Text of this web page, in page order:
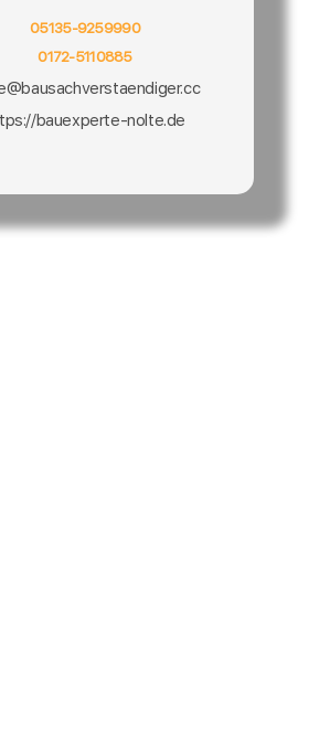
05135-9259990
0172-5110885
bauexperte-nolte.de